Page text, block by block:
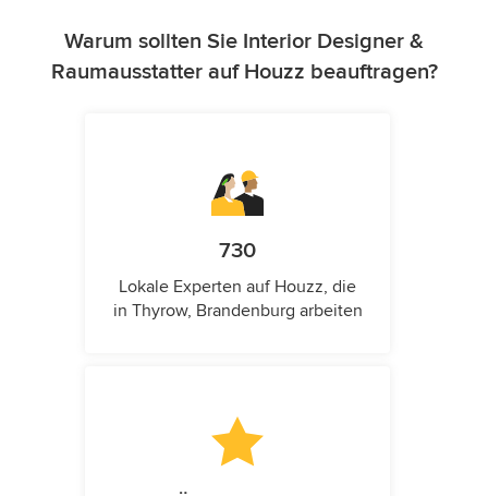
Warum sollten Sie Interior Designer &
Raumausstatter auf Houzz beauftragen?
730
Lokale Experten auf Houzz, die
in Thyrow, Brandenburg arbeiten